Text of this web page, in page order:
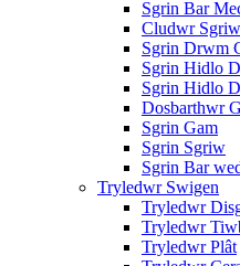
Sgrin Bar
Cludwr
Sgrin Drwm
Sgrin Hidlo
Sgrin Hidlo
Dosbarthwr
Sgrin Gam
Sgrin Sgriw
Sgrin Bar
Tryledwr Swigen
Tryledwr
Tryledwr
Tryledwr Plât